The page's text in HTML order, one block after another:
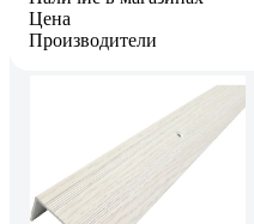
Цена
Производители